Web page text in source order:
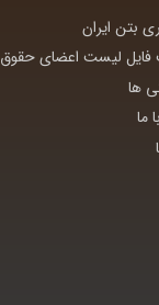
بتن ایران
فایل لیست اعضای حقوق
ها
ما